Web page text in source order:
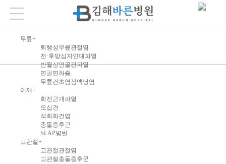
무릎+
퇴행성무릎관절염
전·후방십자인대파열
반월상연골판파열
연골연화증
무릎건초염점액낭염
어깨+
회전근개파열
오십견
석회화건염
충돌증후근
SLAP병변
고관절+
고관절관절염
고관절충돌증후군